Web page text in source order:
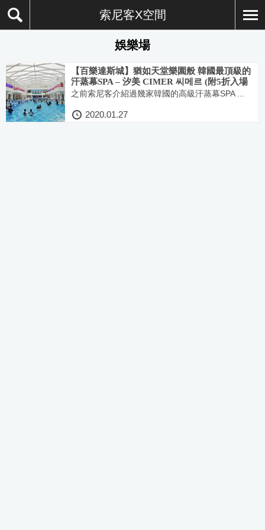
索尼客X空間
娛樂場
【百樂達斯城】猶如天堂樂園般 韓國最頂級的
汗蒸幕SPA – 汐美 CIMER 씨메르 (附5折入場
優惠說明)
之前索尼客介紹過幾家韓國的高級汗蒸幕SPA ...
2020.01.27